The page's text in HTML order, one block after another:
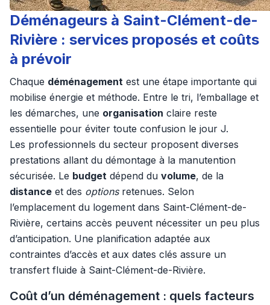
Déménageurs à Saint-Clément-de-
Rivière : services proposés et coûts
à prévoir
Chaque déménagement est une étape importante qui
mobilise énergie et méthode. Entre le tri, l’emballage et
les démarches, une organisation claire reste
essentielle pour éviter toute confusion le jour J.
Les professionnels du secteur proposent diverses
prestations allant du démontage à la manutention
sécurisée. Le budget dépend du volume, de la
distance et des optionsretenues. Selon
l’emplacement du logement dans Saint-Clément-de-
Rivière, certains accès peuvent nécessiter un peu plus
d’anticipation. Une planification adaptée aux
contraintes d’accès et aux dates clés assure un
transfert fluide à Saint-Clément-de-Rivière.
Coût d’un déménagement : quels facteurs